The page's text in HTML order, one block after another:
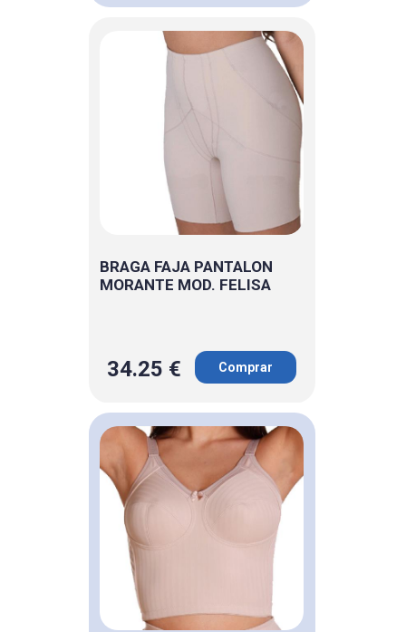
BRAGA FAJA PANTALON
MORANTE MOD. FELISA
34.25 € Comprar